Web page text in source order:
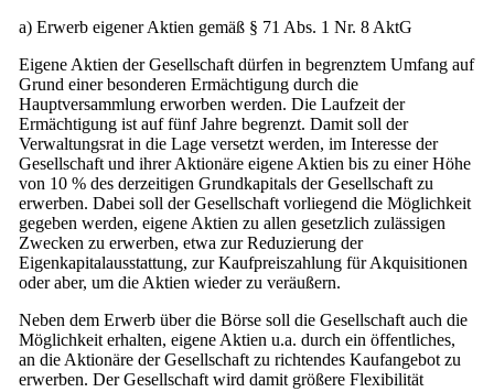
a) Erwerb eigener Aktien gemäß § 71 Abs. 1 Nr. 8 AktG
Eigene Aktien der Gesellschaft dürfen in begrenztem Umfang auf
Grund einer besonderen Ermächtigung durch die
Hauptversammlung erworben werden. Die Laufzeit der
Ermächtigung ist auf fünf Jahre begrenzt. Damit soll der
Verwaltungsrat in die Lage versetzt werden, im Interesse der
Gesellschaft und ihrer Aktionäre eigene Aktien bis zu einer Höhe
von 10 % des derzeitigen Grundkapitals der Gesellschaft zu
erwerben. Dabei soll der Gesellschaft vorliegend die Möglichkeit
gegeben werden, eigene Aktien zu allen gesetzlich zulässigen
Zwecken zu erwerben, etwa zur Reduzierung der
Eigenkapitalausstattung, zur Kaufpreiszahlung für Akquisitionen
oder aber, um die Aktien wieder zu veräußern.
Neben dem Erwerb über die Börse soll die Gesellschaft auch die
Möglichkeit erhalten, eigene Aktien u.a. durch ein öffentliches,
an die Aktionäre der Gesellschaft zu richtendes Kaufangebot zu
erwerben. Der Gesellschaft wird damit größere Flexibilität